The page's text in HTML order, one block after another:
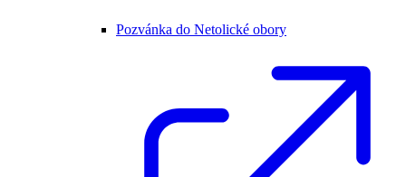
Pozvánka do Netolické obory